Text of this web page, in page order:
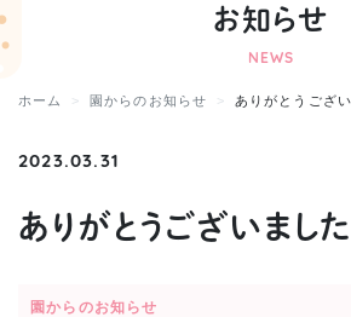
お知らせ
NEWS
ホーム 園からのお知らせ ありがとうござ
2023.03.31
ありがとうございました
園からのお知らせ